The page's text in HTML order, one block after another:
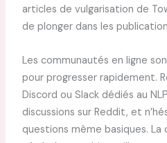
articles de vulgarisation de
de plonger dans les
Les communautés en ligne
pour progresser rapidement.
Discord ou Slack dédiés au
discussions sur Reddit, et
questions même basiques. La